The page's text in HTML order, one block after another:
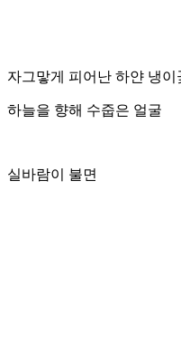
자그맣게 피어난 하얀 냉이
하늘을 향해 수줍은 얼굴
실바람이 불면